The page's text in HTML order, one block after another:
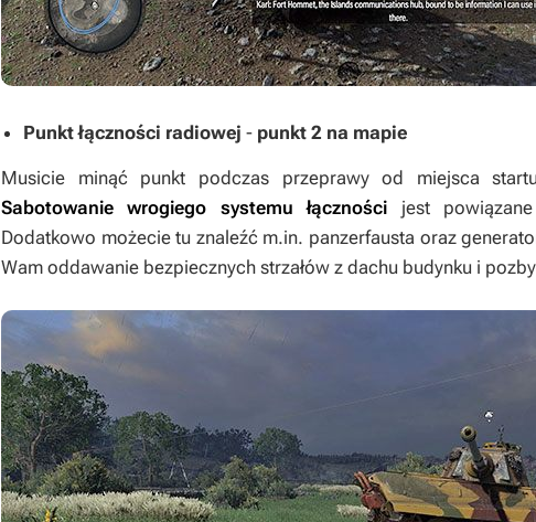
Punkt łączności radiowej - punkt 2 na mapie
Musicie minąć punkt podczas przeprawy od miejsca
Sabotowanie wrogiego systemu łączności jest
Dodatkowo możecie tu znaleźć m.in. panzerfausta oraz
Wam oddawanie bezpiecznych strzałów z dachu budynku i